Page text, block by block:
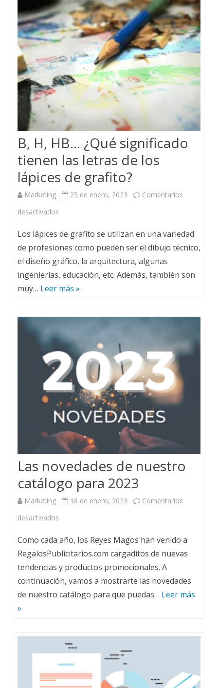
B, H, HB… ¿Qué significado
tienen las letras de los
lápices de grafito?
Marketing 25 de enero, 2023
Comentarios
desactivados
Los lápices de grafito se utilizan en una variedad
de profesiones como pueden ser el dibujo técnico,
el diseño gráfico, la arquitectura, algunas
ingenierías, educación, etc. Además, también son
muy… Leer más »
Las novedades de nuestro
catálogo para 2023
Marketing 18 de enero, 2023
Comentarios
desactivados
Como cada año, los Reyes Magos han venido a
RegalosPublicitarios.com cargaditos de nuevas
tendencias y productos promocionales. A
continuación, vamos a mostrarte las novedades
de nuestro catálogo para que puedas… Leer más
»